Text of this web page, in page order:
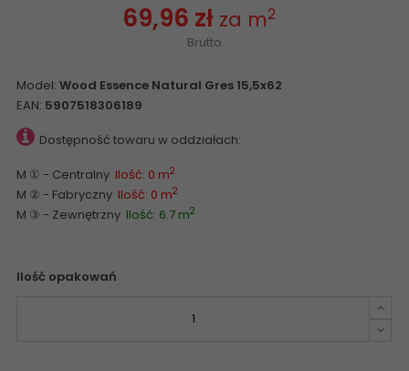
69,96 zł za m2
Brutto
Model: Wood Essence Natural Gres 15,5x62
EAN: 5907518306189
Dostępność towaru w oddziałach:
M ① - Centralny Ilość: 0 m2
M ② - Fabryczny Ilość: 0 m2
M ③ - Zewnętrzny Ilość: 6.7 m2
Ilość opakowań